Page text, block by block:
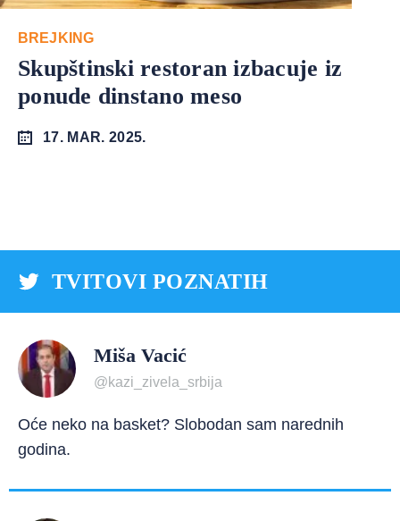
BREJKING
Skupštinski restoran izbacuje iz
ponude dinstano meso
17. MAR. 2025.
TVITOVI POZNATIH
Miša Vacić
@kazi_zivela_srbija
Oće neko na basket? Slobodan sam narednih
godina.